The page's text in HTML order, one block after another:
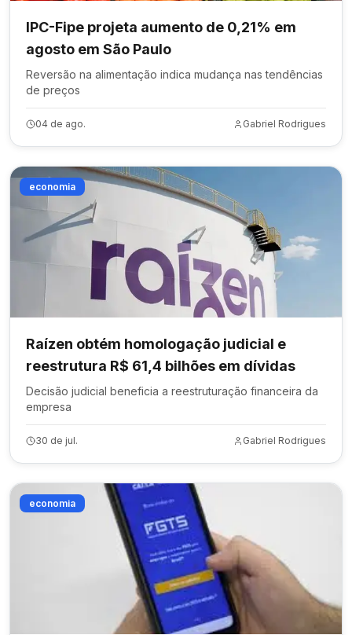
IPC-Fipe projeta aumento de 0,21% em
agosto em São Paulo
Reversão na alimentação indica mudança nas tendências
de preços
04 de ago. Gabriel Rodrigues
economia
Raízen obtém homologação judicial e
reestrutura R$ 61,4 bilhões em dívidas
Decisão judicial beneficia a reestruturação financeira da
empresa
30 de jul. Gabriel Rodrigues
economia